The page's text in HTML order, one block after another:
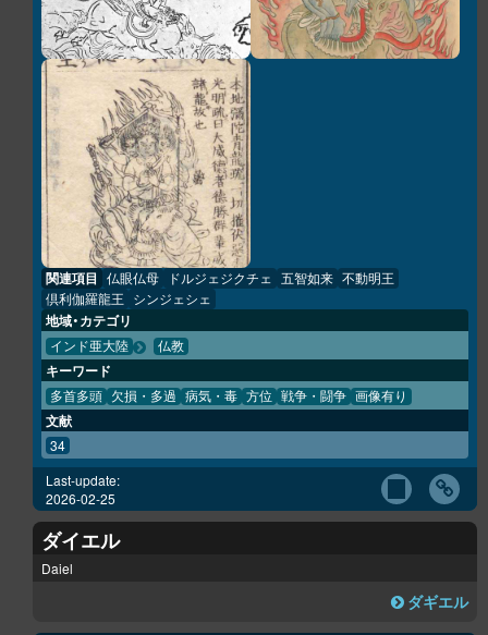
関連項目 仏眼仏母 ドルジェジクチェ 五智如来 不動明王
倶利伽羅龍王 シンジェシェ
地域・カテゴリ
インド亜大陸 仏教
キーワード
多首多頭 欠損・多過 病気・毒 方位 戦争・闘争 画像有り
文献
34
Last-update:
2026-02-25
ダイエル
Daiel
ダギエル